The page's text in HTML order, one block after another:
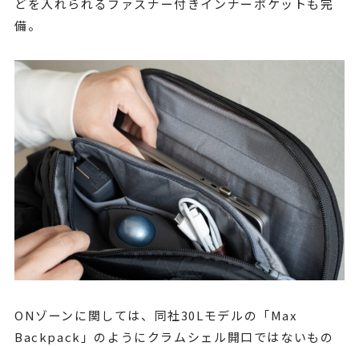
どを入れられるファスナー付きインナーポケットも完
備。
ONゾーンに関しては、同社30Lモデルの「Max
Backpack」のようにクラムシェル開口ではないもの